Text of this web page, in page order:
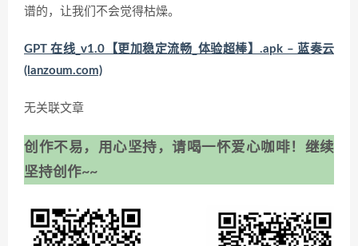
谱的，让我们不会觉得枯燥。
GPT 在线_v1.0【更加稳定流畅_体验超棒】.apk – 蓝奏云
(lanzoum.com)
无关联文章
创作不易，用心坚持，请喝一怀爱心咖啡！继续
坚持创作~~